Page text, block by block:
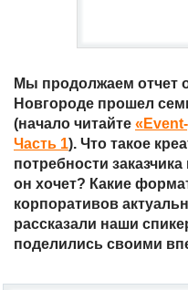
Мы продолжаем отчет
Новгороде прошел
(начало читайте
Часть 1). Что такое
потребности
он хочет? Какие
корпоративов
рассказали наши
поделились своими